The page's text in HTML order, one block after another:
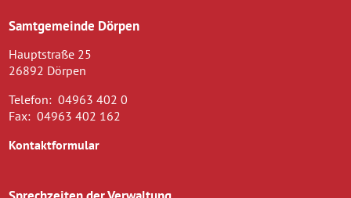
Samtgemeinde Dörpen
Hauptstraße 25
26892 Dörpen
Telefon: 04963 402 0
Fax: 04963 402 162
Kontaktformular